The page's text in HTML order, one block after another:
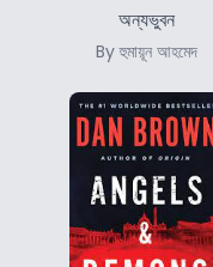
অন্যভুবন
By হুমায়ূন আহমেদ